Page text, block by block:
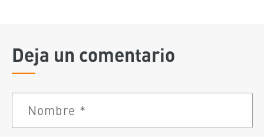
Deja un comentario
Nombre *